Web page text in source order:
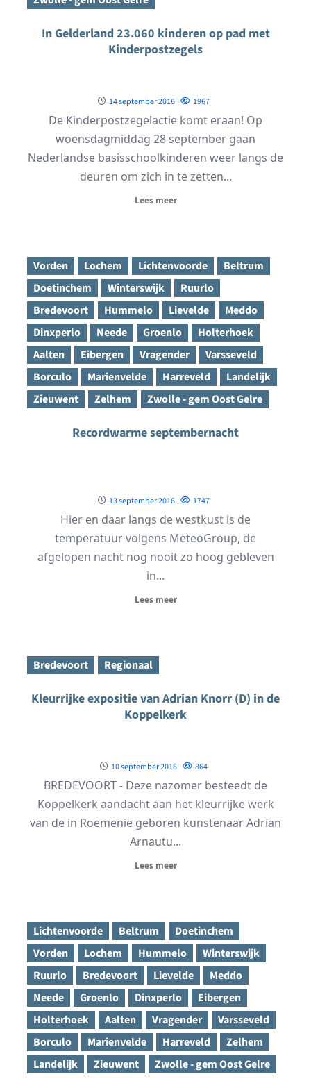
In Gelderland 23.060 kinderen op pad met
Kinderpostzegels
14 september 2016 1967
De Kinderpostzegelactie komt eraan! Op
woensdagmiddag 28 september gaan
Nederlandse basisschoolkinderen weer langs de
deuren om zich in te zetten...
Lees meer
Vorden Lochem Lichtenvoorde
Beltrum
Doetinchem
Winterswijk
Ruurlo
Bredevoort
Hummelo Lievelde
Meddo
Dinxperlo
Neede Groenlo
Holterhoek
Aalten
Eibergen Vragender
Varsseveld
Borculo
Marienvelde Harreveld
Landelijk
Zieuwent
Zelhem Zwolle - gem Oost Gelre
Recordwarme septembernacht
13 september 2016 1747
Hier en daar langs de westkust is de
temperatuur volgens MeteoGroup, de
afgelopen nacht nog nooit zo hoog gebleven
in...
Lees meer
Bredevoort Regionaal
Kleurrijke expositie van Adrian Knorr (D) in de
Koppelkerk
10 september 2016 864
BREDEVOORT - Deze nazomer besteedt de
Koppelkerk aandacht aan het kleurrijke werk
van de in Roemenië geboren kunstenaar Adrian
Arnautu...
Lees meer
Lichtenvoorde Beltrum
Doetinchem
Vorden
Lochem Hummelo
Winterswijk
Ruurlo
Bredevoort Lievelde
Meddo
Neede
Groenlo Dinxperlo
Eibergen
Holterhoek
Aalten Vragender
Varsseveld
Borculo
Marienvelde Harreveld
Zelhem
Landelijk
Zieuwent Zwolle - gem Oost Gelre